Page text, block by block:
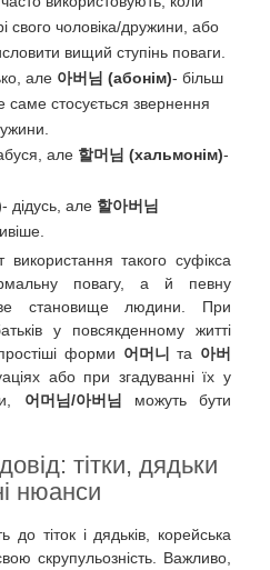
свого чоловіка/дружини, або
вищий ступінь поваги.
але 아버님 (абонім)- більш
стосується звернення
але 할머님 (хальмонім)-
- дідусь, але 할아버님
такого суфікса
повагу, а й певну
становище людини. При
у повсякденному житті
форми 어머니 та 아버
або при згадуванні їх у
어머님/아버님
можуть бути
тітки, дядьки
нюанси
до тіток і дядьків, корейська
скрупульозність. Важливо,